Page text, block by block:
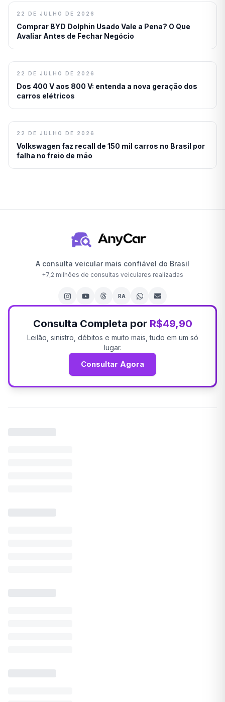
22 DE JULHO DE 2026
Comprar BYD Dolphin Usado Vale a Pena? O Que
Avaliar Antes de Fechar Negócio
22 DE JULHO DE 2026
Dos 400 V aos 800 V: entenda a nova geração dos
carros elétricos
22 DE JULHO DE 2026
Volkswagen faz recall de 150 mil carros no Brasil por
falha no freio de mão
A consulta veicular mais confiável do Brasil
+7,2 milhões de consultas veiculares realizadas
RA
Consulta Completa por R$49,90
Leilão, sinistro, débitos e muito mais, tudo em um só
lugar.
Consultar Agora